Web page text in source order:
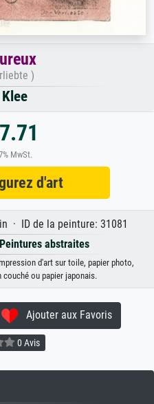
)
MwSt.
d'art
· ID de la peinture: 31081
Peintures abstraites
d'art sur toile, papier photo,
ou papier japonais.
Ajouter aux Favoris
0 Avis